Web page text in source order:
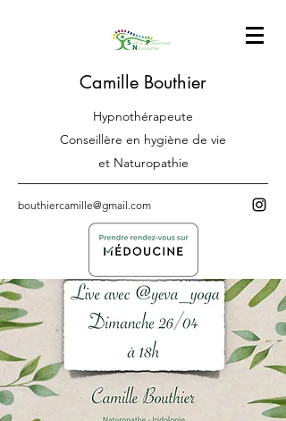
Camille Bouthier
Hypnothérapeute
Conseillère en hygiène de vie
et Naturopathie
bouthiercamille@gmail.com